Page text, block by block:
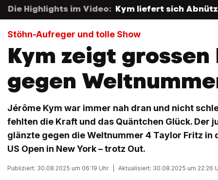
Die Highlights im Video: Kym liefert sich
Stöhn-Aufreger und tolle Show
Kym zeigt grossen
gegen
Jérôme Kym war immer nah dran und nicht
fehlten die Kraft und das Quäntchen Glück. Der
glänzte gegen die Weltnummer 4 Taylor Fritz in
US Open in New York – trotz Out.
Publiziert: 30.08.2025 um 06:19 Uhr Aktualisiert: 30.08.2025 um 22:26